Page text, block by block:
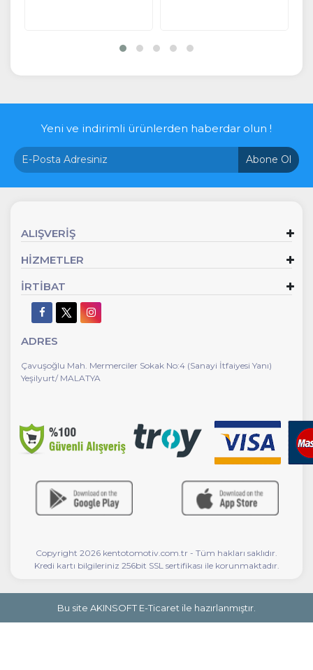
Yeni ve indirimli ürünlerden haberdar olun !
Abone Ol
ALIŞVERİŞ
HİZMETLER
İRTİBAT
ADRES
Çavuşoğlu Mah. Mermerciler Sokak No:4 (Sanayi İtfaiyesi Yanı)
Yeşilyurt/ MALATYA
Copyright 2026 kentotomotiv.com.tr - Tüm hakları saklıdır.
Kredi kartı bilgileriniz 256bit SSL sertifikası ile korunmaktadır.
Bu site AKINSOFT E-Ticaret ile hazırlanmıştır.